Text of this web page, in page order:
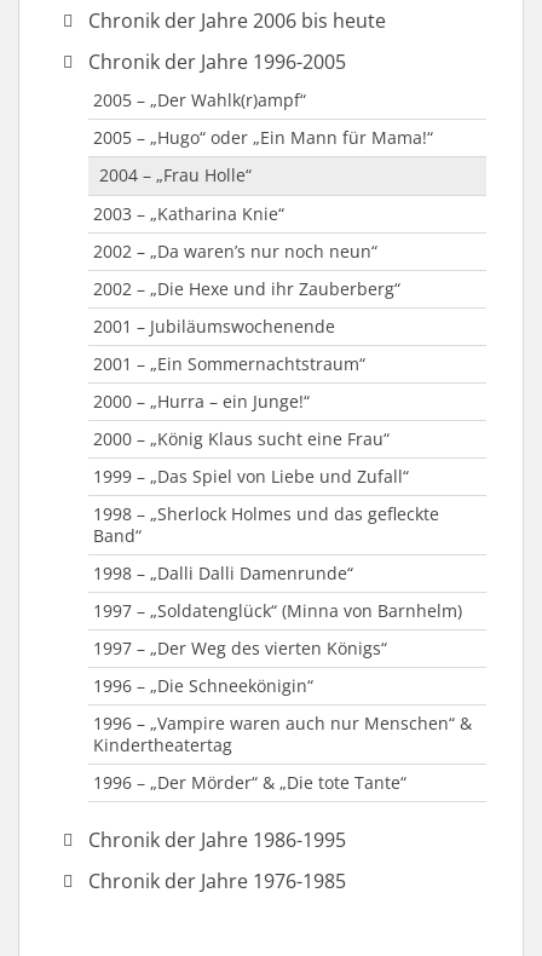
Chronik der Jahre 2006 bis heute
2019 – „Plötzlich und unerwartet“
2018 – “Taxi Taxi”
2015 – „Reloaded – Die Weihnachtsgeschichte“
2015 – „Vier scharfe Richterinnen“
2014 – „Funny Money“
2013 – „Der Seelenbrecher“
2012 – „Der Hexenschuss“
2011 – „Außer Kontrolle“
2010 – „Das Zauberkissen“
2009 – „Das Wirtshaus im Spessart“
2009 – „Die Weihnachsmann-Falle“
2008 – „Ein Inspektor kommt“
2007 – Passionsspiel
2007 – „Die Perle Anna“
2006 – „Großer Gott, wir loben Dich“
Chronik der Jahre 1996-2005
2005 – „Der Wahlk(r)ampf“
2005 – „Hugo“ oder „Ein Mann für Mama!“
2004 – „Frau Holle“
2003 – „Katharina Knie“
2002 – „Da waren’s nur noch neun“
2002 – „Die Hexe und ihr Zauberberg“
2001 – Jubiläumswochenende
2001 – „Ein Sommernachtstraum“
2000 – „Hurra – ein Junge!“
2000 – „König Klaus sucht eine Frau“
1999 – „Das Spiel von Liebe und Zufall“
1998 – „Sherlock Holmes und das gefleckte
Band“
1998 – „Dalli Dalli Damenrunde“
1997 – „Soldatenglück“ (Minna von Barnhelm)
1997 – „Der Weg des vierten Königs“
1996 – „Die Schneekönigin“
1996 – „Vampire waren auch nur Menschen“ &
Kindertheatertag
1996 – „Der Mörder“ & „Die tote Tante“
Chronik der Jahre 1986-1995
1995 – „Der Neurosenkavalier“
Chronik der Jahre 1976-1985